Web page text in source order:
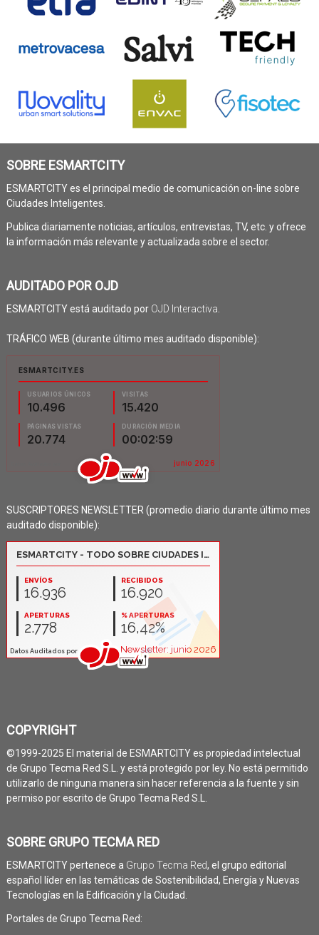
SOBRE ESMARTCITY
ESMARTCITY es el principal medio de comunicación on-line sobre
Ciudades Inteligentes.
Publica diariamente noticias, artículos, entrevistas, TV, etc. y ofrece
la información más relevante y actualizada sobre el sector.
AUDITADO POR OJD
ESMARTCITY está auditado por OJD Interactiva
TRÁFICO WEB (durante último mes auditado disponible):
SUSCRIPTORES NEWSLETTER (promedio diario durante último mes
auditado disponible):
COPYRIGHT
©1999-2025 El material de ESMARTCITY es propiedad intelectual
de Grupo Tecma Red S.L. y está protegido por ley. No está permitido
utilizarlo de ninguna manera sin hacer referencia a la fuente y sin
permiso por escrito de Grupo Tecma Red S.L.
SOBRE GRUPO TECMA RED
ESMARTCITY pertenece a Grupo Tecma Red, el grupo editorial
español líder en las temáticas de Sostenibilidad, Energía y Nuevas
Tecnologías en la Edificación y la Ciudad.
Portales de Grupo Tecma Red: